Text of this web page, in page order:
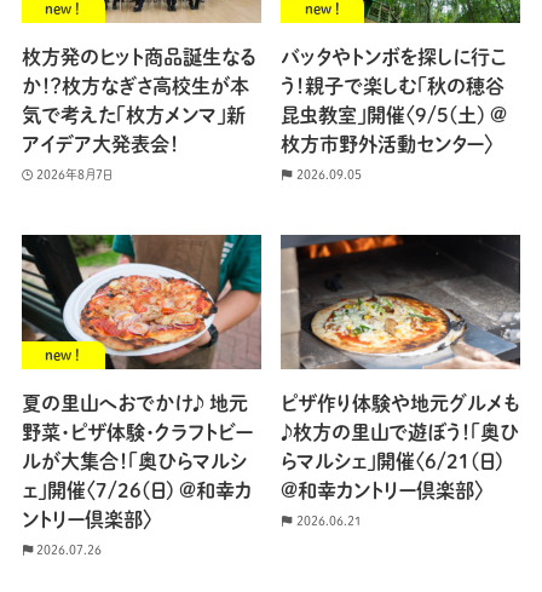
new !
枚方発のヒット商品誕生なる
か！？枚方なぎさ高校生が本
気で考えた「枚方メンマ」新
アイデア大発表会！
2026年8月7日
new !
バッタやトンボを探しに行こ
う！親子で楽しむ「秋の穂谷
昆虫教室」開催〈9/5(土) @
枚方市野外活動センター〉
2026.09.05
new !
夏の里山へおでかけ♪ 地元
野菜・ピザ体験・クラフトビー
ルが大集合！「奥ひらマルシ
ェ」開催〈7/26(日) @和幸カ
ントリー倶楽部〉
2026.07.26
ピザ作り体験や地元グルメも
♪枚方の里山で遊ぼう！「奥ひ
らマルシェ」開催〈6/21(日)
@和幸カントリー倶楽部〉
2026.06.21